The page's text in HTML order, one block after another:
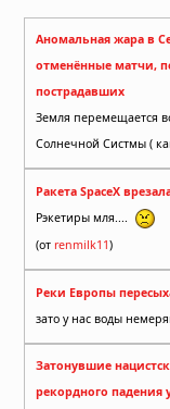
Аномальная жара в
отменённые матчи,
пострадавших
Земля перемещается
Солнечной Систмы (
Ракета SpaceX
Рэкетиры мля....
(от renmilk11)
Реки Европы
зато у нас воды
Затонувшие
рекордного падения